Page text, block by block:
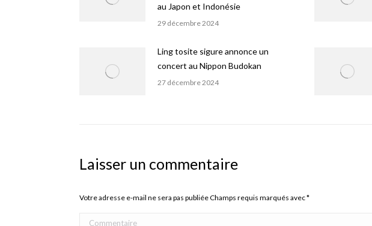
au Japon et Indonésie
29 décembre 2024
Ling tosite sigure annonce un
concert au Nippon Budokan
27 décembre 2024
Laisser un commentaire
Votre adresse e-mail ne sera pas publiée Champs requis marqués avec*
Commentaire